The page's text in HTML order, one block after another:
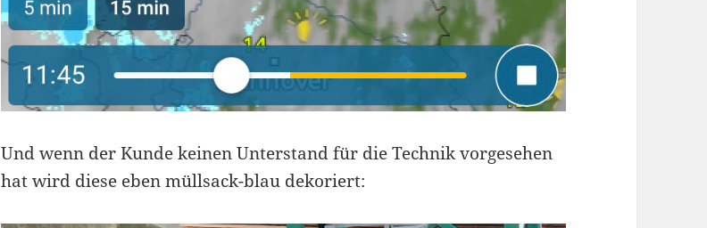
Und wenn der Kunde keinen Unterstand für die Technik vorgesehen
hat wird diese eben müllsack-blau dekoriert: